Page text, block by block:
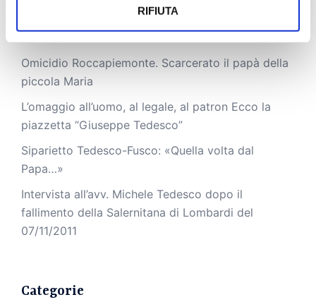
RIFIUTA
Coronavirus e avvocati: la riflessione di Michele
Omicidio Roccapiemonte. Scarcerato il papà della
piccola Maria
L’omaggio all’uomo, al legale, al patron Ecco la
piazzetta “Giuseppe Tedesco”
Siparietto Tedesco-Fusco: «Quella volta dal
Papa…»
Intervista all’avv. Michele Tedesco dopo il
fallimento della Salernitana di Lombardi del
07/11/2011
Categorie